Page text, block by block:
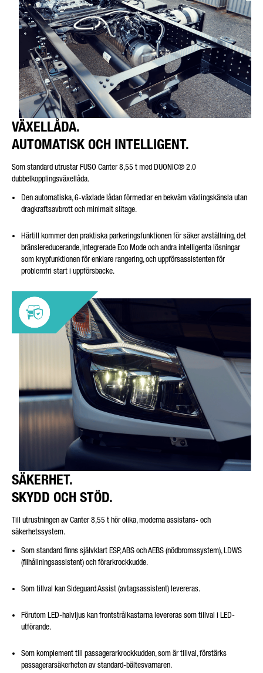
VÄXELLÅDA.
AUTOMATISK OCH INTELLIGENT.
Som standard utrustar FUSO Canter 8,55 t med DUONIC®2.0
dubbelkopplingsväxellåda.
Den automatiska, 6-växlade lådan förmedlar en bekväm växlingskänsla utan
dragkraftsavbrott och minimalt slitage.
Härtill kommer den praktiska parkeringsfunktionen för säker avställning, det
bränslereducerande, integrerade Eco Mode och andra intelligenta lösningar
som krypfunktionen för enklare rangering, och uppförsassistenten för
problemfri start i uppförsbacke.
SÄKERHET.
SKYDD OCH STÖD.
Till utrustningen av Canter 8,55 t hör olika, moderna assistans- och
säkerhetssystem.
Som standard finns självklart ESP, ABS och AEBS (nödbromssystem), LDWS
(filhållningsassistent) och förarkrockkudde.
Som tillval kan Sideguard Assist (avtagsassistent) levereras.
Förutom LED-halvljus kan frontstrålkastarna levereras som tillval i LED-
utförande.
Som komplement till passagerarkrockkudden, som är tillval, förstärks
passagerarsäkerheten av standard-bältesvarnaren.